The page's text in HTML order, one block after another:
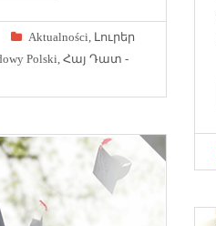
Aktualności Լուրեր
Polski Հայ Դատ -